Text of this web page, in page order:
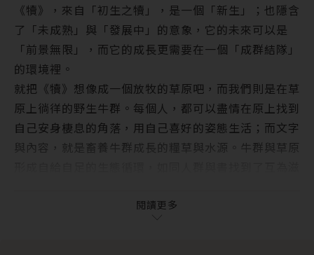
在家上班，時間管理成課題，加班費又該怎麼算？
防疫在家的餐桌救星！耐放、好搭配的10種常備食材
犢故事 ‧ Moo Select
在亂世，給自己找一位思考教練──《當世界席捲而
來》
是誰讓超商店員變得如此萬能？──《萬能店員》
看起來像，所以就是？──《榆樹下的骷髏》
學習成為太魯閣族人的喜悅──《我長在打開的樹洞》
《犢》，來自「初生之犢」，是一個「新生」；也隱含
了「未成熟」與「發展中」的意象，它的未來可以是
「前景無限」，而它的成長更需要在一個「成群結隊」
的環境裡。
就把《犢》想像成一個放牧的草原吧，而我們則是在草
原上徜徉的野生牛群。每個人，都可以盡情在原上找到
自己安身棲息的角落，用自己喜好的姿態生活；而文字
與內容，就是畜養牛群成長的糧草與水源。牛群與草原
《犢》將是一個全新的園地，一個嘗試未知與各種可能
的地方。我們會在這裡分享新的電子書觀點、趨勢，儘
閱讀更多